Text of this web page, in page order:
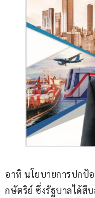
อาทิ นโยบายการปกป้
กษัตริย์ ซึ่งรัฐบาลได้สื